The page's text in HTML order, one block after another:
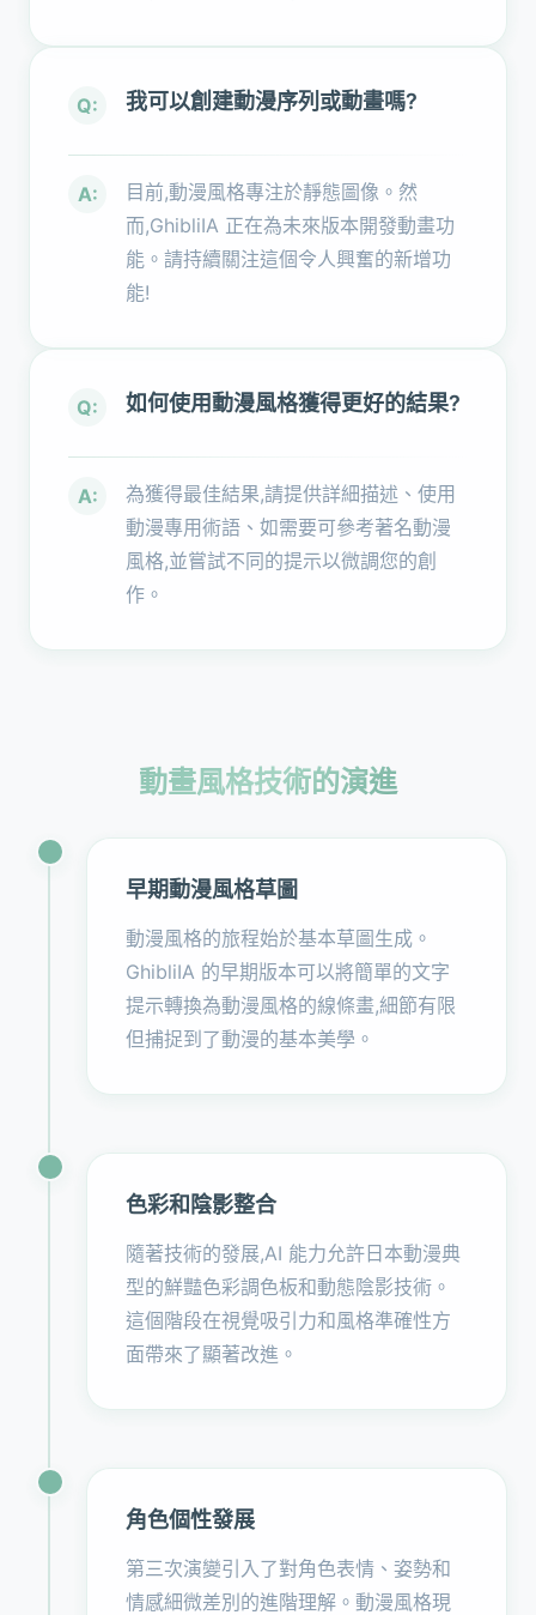
Q: 我可以創建動漫序列或動畫嗎?
A:
目前,動漫風格專注於靜態圖像。然
而,GhibliIA 正在為未來版本開發動畫功
能。請持續關注這個令人興奮的新增功
能!
Q: 如何使用動漫風格獲得更好的結果?
A:
為獲得最佳結果,請提供詳細描述、使用
動漫專用術語、如需要可參考著名動漫
風格,並嘗試不同的提示以微調您的創
作。
動畫風格技術的演進
早期動漫風格草圖
動漫風格的旅程始於基本草圖生成。
GhibliIA 的早期版本可以將簡單的文字
提示轉換為動漫風格的線條畫,細節有限
但捕捉到了動漫的基本美學。
色彩和陰影整合
隨著技術的發展,AI 能力允許日本動漫典
型的鮮豔色彩調色板和動態陰影技術。
這個階段在視覺吸引力和風格準確性方
面帶來了顯著改進。
角色個性發展
第三次演變引入了對角色表情、姿勢和
情感細微差別的進階理解。動漫風格現